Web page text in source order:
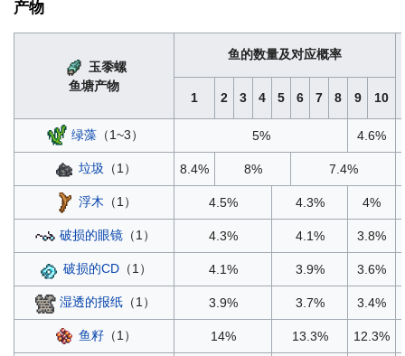
产物
玉黍螺
鱼塘产物
鱼的数量及对应概率
1 2 3 4 5 6 7 8 9 10
绿藻 （1~3） 5% 4.6%
垃圾 （1） 8.4% 8% 7.4%
浮木 （1） 4.5% 4.3% 4%
破损的眼镜 （1） 4.3% 4.1% 3.8%
破损的CD （1） 4.1% 3.9% 3.6%
湿透的报纸 （1） 3.9% 3.7% 3.4%
鱼籽 （1） 14% 13.3% 12.3%